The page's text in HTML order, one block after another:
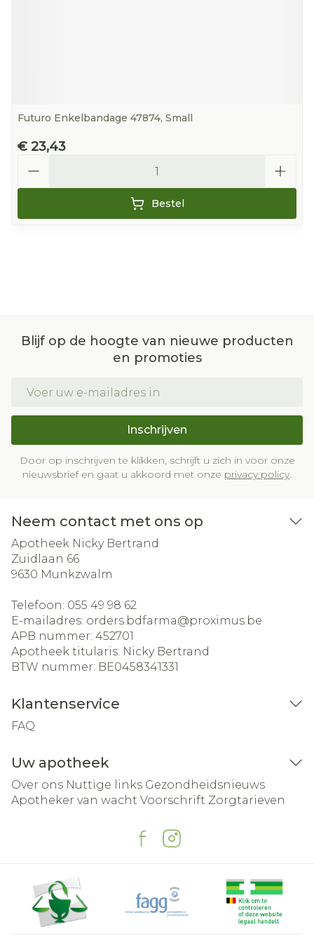
Futuro Enkelbandage 47874, Small
€ 23,43
Bestel
Blijf op de hoogte van nieuwe producten
en promoties
Inschrijven
Door op inschrijven te klikken, schrijft u zich in voor onze
nieuwsbrief en gaat u akkoord met onze privacy policy.
Neem contact met ons op
Apotheek Nicky Bertrand
Zuidlaan 66
9630 Munkzwalm
Telefoon: 055 49 98 62
E-mailadres: orders.bdfarma@proximus.be
APB nummer: 452701
Apotheek titularis: Nicky Bertrand
BTW nummer: BE0458341331
Klantenservice
FAQ
Uw apotheek
Over ons Nuttige links Gezondheidsnieuws
Apotheker van wacht Voorschrift Zorgtarieven